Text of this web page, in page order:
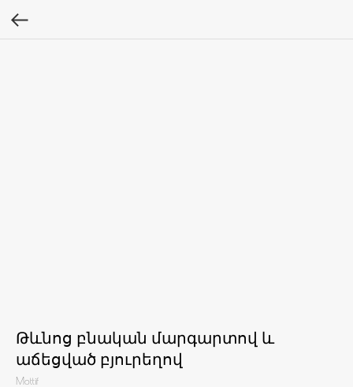
Թևնոց բնական մարգարտով և
աճեցված բյուրեղով
Mottif